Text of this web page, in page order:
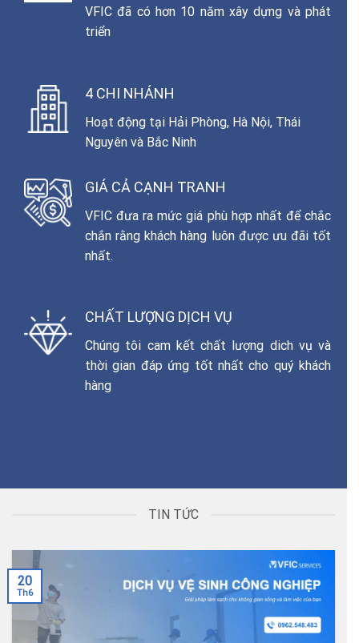
VFIC đã có hơn 10 năm xây dựng và phát
triển
4 CHI NHÁNH
Hoạt động tại Hải Phòng, Hà Nội, Thái
Nguyên và Bắc Ninh
GIÁ CẢ CẠNH TRANH
VFIC đưa ra mức giá phù hợp nhất để chắc
chắn rằng khách hàng luôn được ưu đãi tốt
nhất.
CHẤT LƯỢNG DỊCH VỤ
Chúng tôi cam kết chất lượng dich vụ và
thời gian đáp ứng tốt nhất cho quý khách
hàng
TIN TỨC
20
Th6